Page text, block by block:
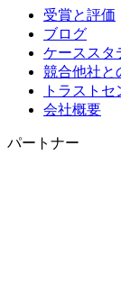
受賞と評価
ブログ
ケーススタ
競合他社と
トラストセ
会社概要
パートナー